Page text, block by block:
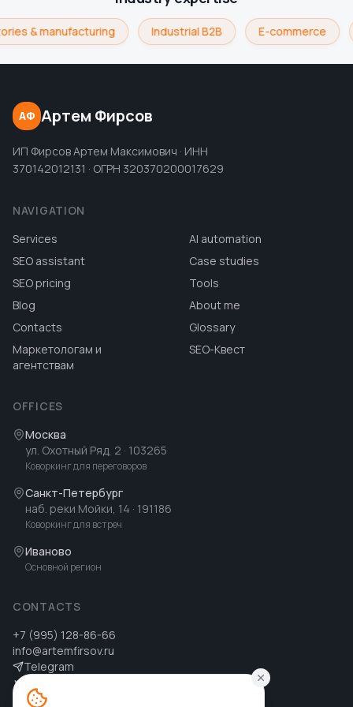
& manufacturing Industrial B2B E-commerce
АФ Артем Фирсов
ИП Фирсов Артем Максимович · ИНН
370142012131 · ОГРН 320370200017629
NAVIGATION
Services
AI automation
SEO assistant
Case studies
SEO pricing
Tools
Blog
About me
Contacts
Glossary
Маркетологам и
агентствам
SEO-Квест
OFFICES
Москва
ул. Охотный Ряд, 2 · 103265
Коворкинг для переговоров
Санкт-Петербург
наб. реки Мойки, 14 · 191186
Коворкинг для встреч
Иваново
Основной регион
CONTACTS
+7 (995) 128-86-66
info@artemfirsov.ru
Telegram
MAX MAX